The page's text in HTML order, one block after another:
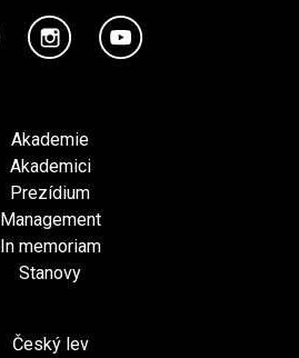
Akademie
Akademici
Prezídium
Management
In memoriam
Stanovy
Český lev